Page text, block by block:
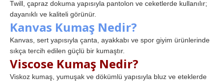
Twill, çapraz dokuma yapısıyla pantolon ve ceketlerde kullanılır;
dayanıklı ve kaliteli görünür.
Kanvas Kumaş Nedir?
Kanvas, sert yapısıyla çanta, ayakkabı ve spor giyim ürünlerinde
sıkça tercih edilen güçlü bir kumaştır.
Viscose Kumaş Nedir?
Viskoz kumaş, yumuşak ve dökümlü yapısıyla bluz ve eteklerde